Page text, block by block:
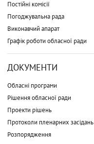
Постійні комісії
Погоджувальна рада
Виконавчий апарат
Графік роботи обласної ради
ДОКУМЕНТИ
Обласні програми
Рішення обласної ради
Проекти рішень
Протоколи пленарних засідань
Розпорядження